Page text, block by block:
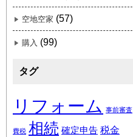
空地空家 (57)
購入 (99)
タグ
リフォーム 事前審査
費税 相続 確定申告 税金